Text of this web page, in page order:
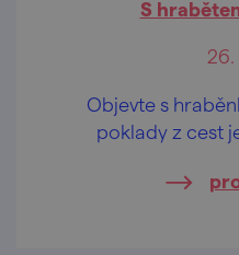
S
26.
Objevte s
poklady z cest